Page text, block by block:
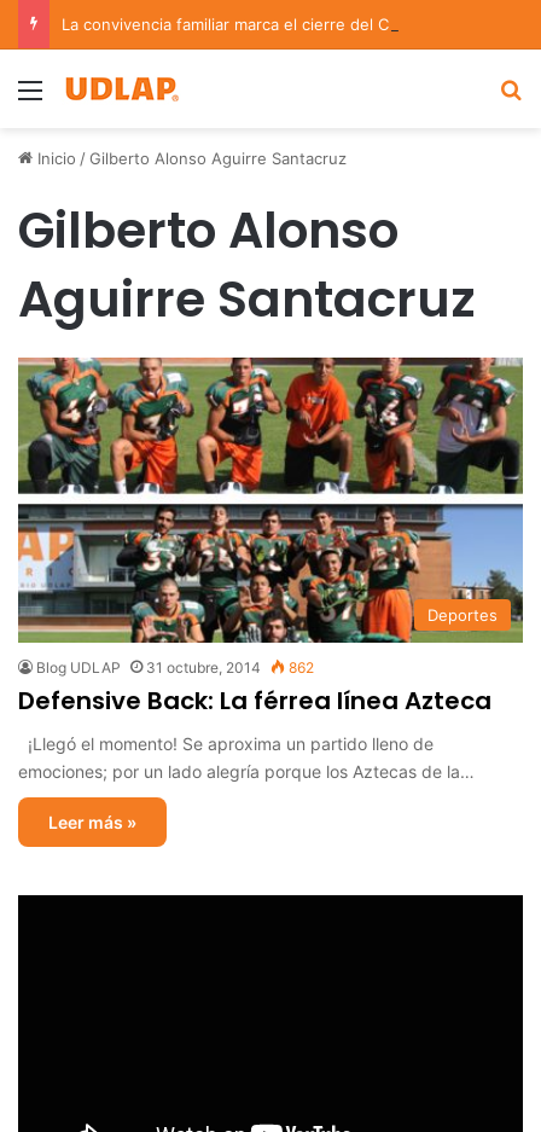
Menu
Inicio /Gilberto Alonso Aguirre Santacruz
Gilberto Alonso
Aguirre Santacruz
Deportes
Blog UDLAP 31 octubre, 2014 862
Defensive Back: La férrea línea Azteca
¡Llegó el momento! Se aproxima un partido lleno de
emociones; por un lado alegría porque los Aztecas de la…
Leer más »